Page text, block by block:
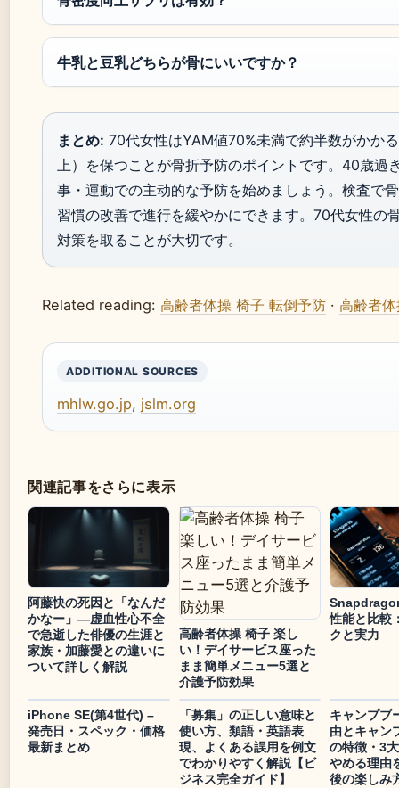
牛乳と豆乳どちらが骨にいいですか？
まとめ: 70代女性はYAM値70%未満で約半数がかか
上）を保つことが骨折予防のポイントです。40歳過
事・運動での主动的な予防を始めましょう。検査で
習慣の改善で進行を緩やかにできます。70代女性の
対策を取ることが大切です。
Related reading: 高齢者体操 椅子 転倒予防 · 高齢者
ADDITIONAL SOURCES
mhlw.go.jp, jslm.org
関連記事をさらに表示
阿藤快の死因と「なんだ
かなー」—虚血性心不全
で急逝した俳優の生涯と
家族・加藤愛との違いに
ついて詳しく解説
高齢者体操 椅子 楽し
い！デイサービス座った
まま簡単メニュー5選と
介護予防効果
性能と比較
クと実力
iPhone SE(第4世代) –
発売日・スペック・価格
最新まとめ
「募集」の正しい意味と
使い方、類語・英語表
現、よくある誤用を例文
でわかりやすく解説【ビ
ジネス完全ガイド】
キャンプブ
由とキャン
の特徴・3
やめる理由
後の楽しみ